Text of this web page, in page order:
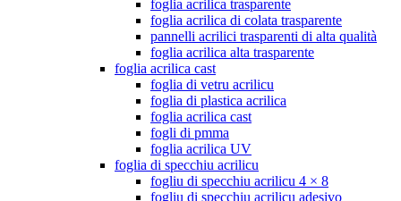
foglia acrilica trasparente
foglia acrilica di colata trasparente
pannelli acrilici trasparenti di alta qualità
foglia acrilica alta trasparente
foglia acrilica cast
foglia di vetru acrilicu
foglia di plastica acrilica
foglia acrilica cast
fogli di pmma
foglia acrilica UV
foglia di specchiu acrilicu
fogliu di specchiu acrilicu 4 × 8
fogliu di specchiu acrilicu adesivo